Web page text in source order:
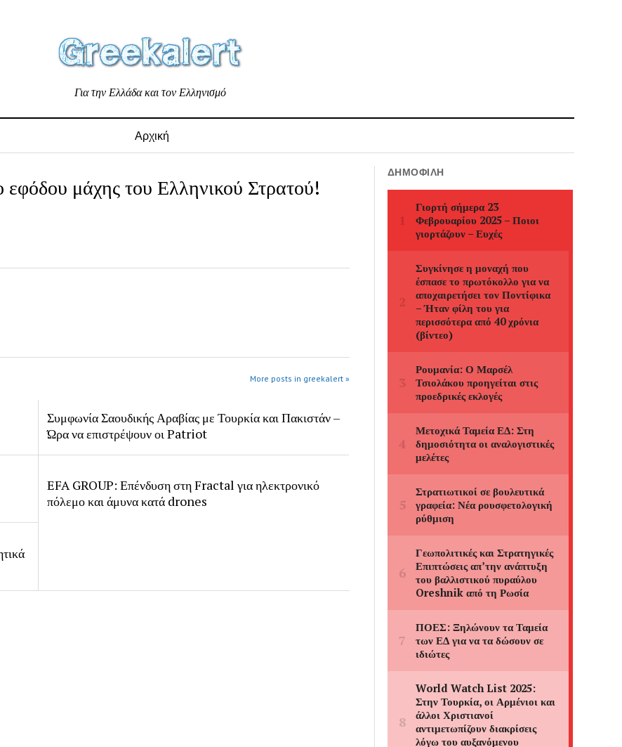
Για την Ελλάδα και τον Ελληνισμό
Αρχική
μάχης του Ελληνικού Στρατού!
More posts in greekalert »
Συμφωνία Σαουδικής Αραβίας με Τουρκία και Πακιστάν –
Ώρα να επιστρέψουν οι Patriot
EFA GROUP: Επένδυση στη Fractal για ηλεκτρονικό
πόλεμο και άμυνα κατά drones
ΔΗΜΟΦΙΛΉ